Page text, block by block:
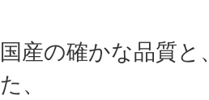
国産の確かな品質
た、